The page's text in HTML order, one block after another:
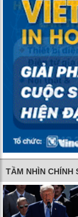
TẦM NHÌN CHÍNH